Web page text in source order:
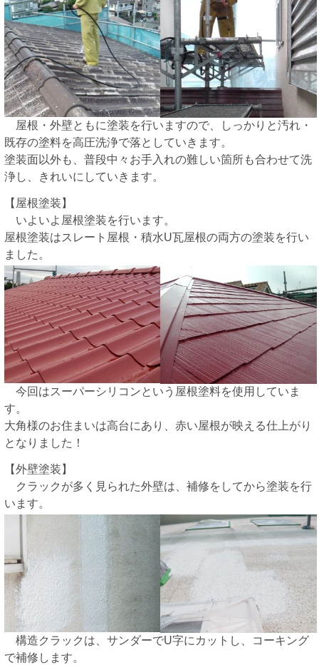
屋根・外壁ともに塗装を行いますので、しっかりと汚れ・
既存の塗料を高圧洗浄で落としていきます。
塗装面以外も、普段中々お手入れの難しい箇所も合わせて洗
浄し、きれいにしていきます。
【屋根塗装】
いよいよ屋根塗装を行います。
屋根塗装はスレート屋根・積水U瓦屋根の両方の塗装を行い
ました。
今回はスーパーシリコンという屋根塗料を使用していま
す。
大角様のお住まいは高台にあり、赤い屋根が映える仕上がり
となりました！
【外壁塗装】
クラックが多く見られた外壁は、補修をしてから塗装を行
います。
構造クラックは、サンダーでU字にカットし、コーキング
で補修します。